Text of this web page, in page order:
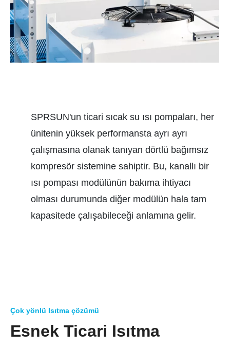
SPRSUN'un ticari sıcak su ısı pompaları, her
ünitenin yüksek performansta ayrı ayrı
çalışmasına olanak tanıyan dörtlü bağımsız
kompresör sistemine sahiptir. Bu, kanallı bir
ısı pompası modülünün bakıma ihtiyacı
olması durumunda diğer modülün hala tam
kapasitede çalışabileceği anlamına gelir.
Çok yönlü Isıtma çözümü
Esnek Ticari Isıtma